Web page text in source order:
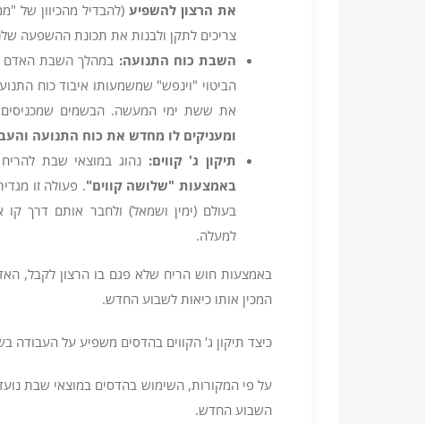
את הרצון להשפיע(להבדיל מהכיוון של
צריכים לתקן ולבנות את תכונת ההשפעה
השבת כוח התנועה: במהלך השבת האדם
הביטוי "וינפש" שמשמעותו איבוד כוח
את ששת ימי המעשה. הבשמים
ומעניקים לו מחדש את כוח התנועה
תיקון ג' קווים: נהוג במוצאי שבת
באמצעות "שלושה קווים". פעולה זו
בעולם (ימין ושמאל) ולחבר אותם דרך
למעלה.
באמצעות חוש הריח שלא פגם בו הרצון לקבל,
המכין אותו כיאות לשבוע החדש.
כיצד תיקון ג' הקווים בהדסים משפיע על העבודה
על פי המקורות, השימוש בהדסים במוצאי שבת
השבוע החדש.